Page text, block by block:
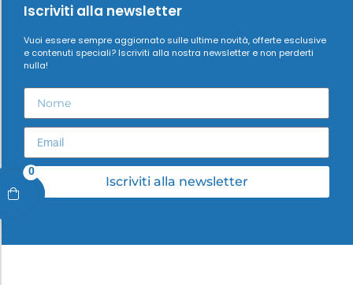
0
Iscriviti alla newsletter
Vuoi essere sempre aggiornato sulle ultime novità, offerte esclusive
e contenuti speciali? Iscriviti alla nostra newsletter e non perderti
nulla!
Iscriviti alla newsletter